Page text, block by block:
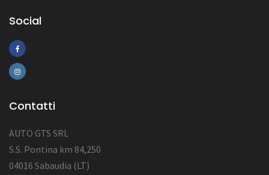
Social
Contatti
AUTO GTS SRL
S.S. Pontina km 84,250
04016 Sabaudia (LT)